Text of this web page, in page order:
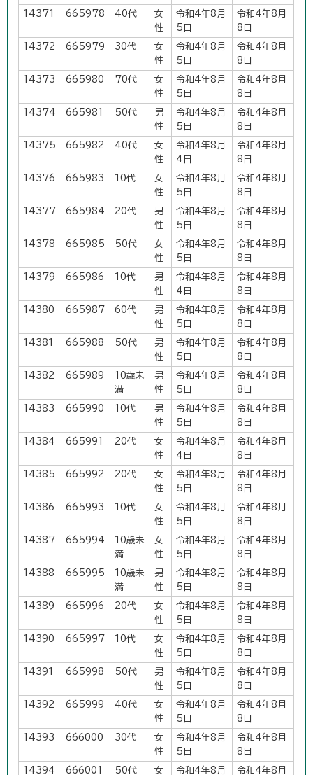
14371 665978 40代
女
性
令和4年8月
5日
令和4年8月
8日
14372 665979 30代
女
性
令和4年8月
5日
令和4年8月
8日
14373 665980 70代
女
性
令和4年8月
5日
令和4年8月
8日
14374 665981 50代
男
性
令和4年8月
5日
令和4年8月
8日
14375 665982 40代
女
性
令和4年8月
4日
令和4年8月
8日
14376 665983 10代
女
性
令和4年8月
5日
令和4年8月
8日
14377 665984 20代
男
性
令和4年8月
5日
令和4年8月
8日
14378 665985 50代
女
性
令和4年8月
5日
令和4年8月
8日
14379 665986 10代
男
性
令和4年8月
4日
令和4年8月
8日
14380 665987 60代
男
性
令和4年8月
5日
令和4年8月
8日
14381 665988 50代
男
性
令和4年8月
5日
令和4年8月
8日
14382 665989
10歳未
満
男
性
令和4年8月
5日
令和4年8月
8日
14383 665990 10代
男
性
令和4年8月
5日
令和4年8月
8日
14384 665991 20代
女
性
令和4年8月
4日
令和4年8月
8日
14385 665992 20代
女
性
令和4年8月
5日
令和4年8月
8日
14386 665993 10代
女
性
令和4年8月
5日
令和4年8月
8日
14387 665994
10歳未
満
女
性
令和4年8月
5日
令和4年8月
8日
14388 665995
10歳未
満
男
性
令和4年8月
5日
令和4年8月
8日
14389 665996 20代
女
性
令和4年8月
5日
令和4年8月
8日
14390 665997 10代
女
性
令和4年8月
5日
令和4年8月
8日
14391 665998 50代
男
性
令和4年8月
5日
令和4年8月
8日
14392 665999 40代
女
性
令和4年8月
5日
令和4年8月
8日
14393 666000 30代
女
性
令和4年8月
5日
令和4年8月
8日
14394 666001 50代
女
令和4年8月
令和4年8月